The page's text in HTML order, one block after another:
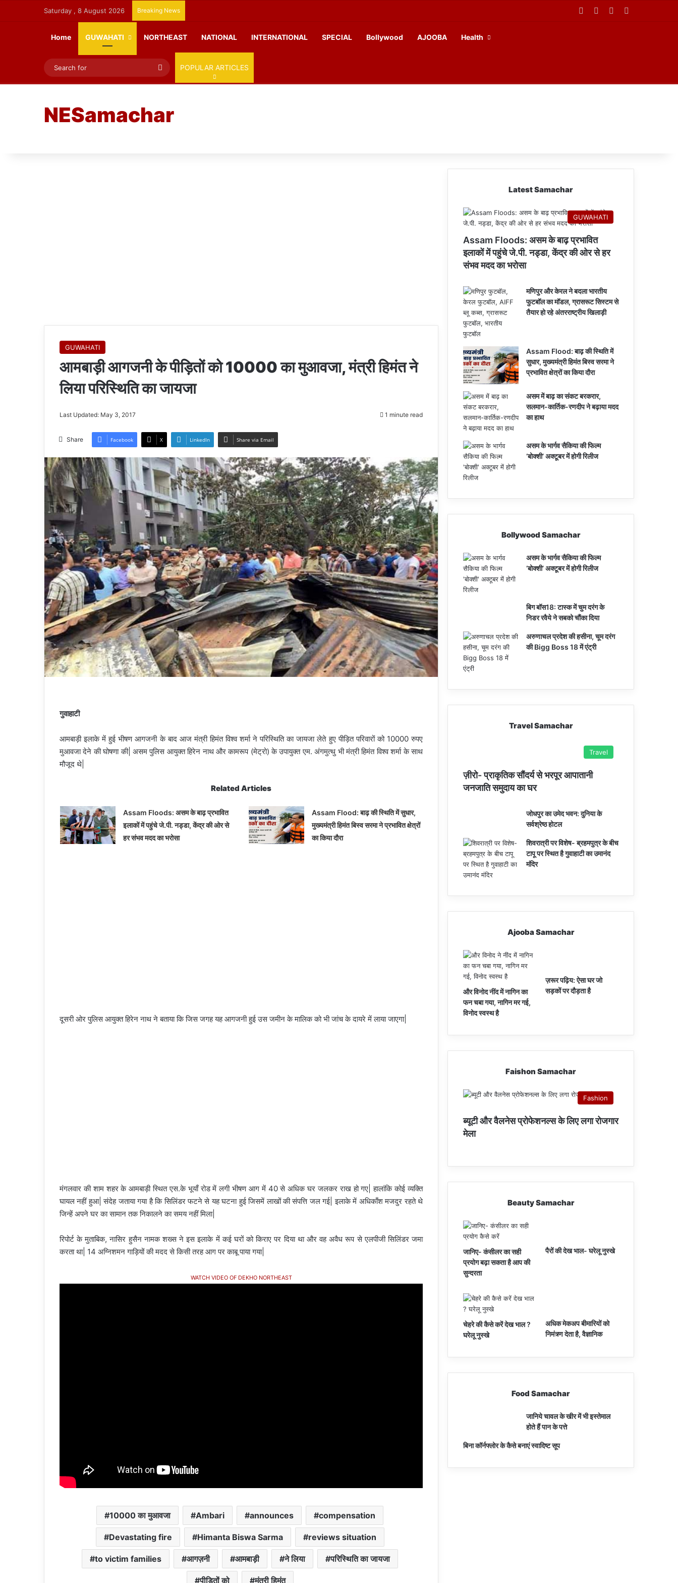
Saturday , 8 August 2026 Breaking News Facebook YouTube
Home GUWAHATI NORTHEAST NATIONAL INTERNATIONAL SPECIAL Bollywood AJOOBA Health
Search
for
POPULAR ARTICLES
NESamachar
GUWAHATI
आमबाड़ी आगजनी के पीड़ितों को 10000 का मुआवजा, मंत्री हिमंत ने
लिया परिस्थिति का जायजा
Last Updated: May 3, 2017 1 minute read
Share Facebook X LinkedIn Share via Email
गुवाहाटी
आमबाड़ी इलाके में हुई भीषण आगजनी के बाद आज मंत्री हिमंत विश्व शर्मा ने परिस्थिति का जायजा लेते हुए पीड़ित परिवारों को 10000 रुपए
मुआवजा देने की घोषणा की| असम पुलिस आयुक्त हिरेन नाथ और कामरूप (मेट्रो) के उपायुक्त एम. अंगमुत्थु भी मंत्री हिमंत विश्व शर्मा के साथ
मौजूद थे|
Related Articles
Assam Floods: असम के बाढ़ प्रभावित
इलाकों में पहुंचे जे.पी. नड्डा, केंद्र की ओर से
हर संभव मदद का भरोसा
Assam Flood: बाढ़ की स्थिति में सुधार,
मुख्यमंत्री हिमंत बिस्व सरमा ने प्रभावित क्षेत्रों
का किया दौरा
दूसरी ओर पुलिस आयुक्त हिरेन नाथ ने बताया कि जिस जगह यह आगजनी हुई उस जमीन के मालिक को भी जांच के दायरे में लाया जाएगा|
मंगलवार की शाम शहर के आमबाड़ी स्थित एस.के भूयाँ रोड में लगी भीषण आग में 40 से अधिक घर जलकर राख हो गए| हालांकि कोई व्यक्ति
घायल नहीं हुआ| संदेह जताया गया है कि सिलिंडर फटने से यह घटना हुई जिसमें लाखों की संपत्ति जल गई| इलाके में अधिकाँश मजदुर रहते थे
जिन्हें अपने घर का सामान तक निकालने का समय नहीं मिला|
रिपोर्ट के मुताबिक, नासिर हुसैन नामक शख्स ने इस इलाके में कई घरों को किराए पर दिया था और वह अवैध रूप से एलपीजी सिलिंडर जमा
करता था| 14 अग्निशमन गाड़ियों की मदद से किसी तरह आग पर काबू पाया गया|
WATCH VIDEO OF DEKHO NORTHEAST
10000 का मुआवजा Ambari announces compensation
Devastating fire Himanta Biswa Sarma reviews situation
to victim families आगज़नी आमबाड़ी ने लिया परिस्थिति का जायजा
पीड़ितों को मंत्री हिमंत
Latest Samachar
GUWAHATI
Assam Floods: असम के बाढ़ प्रभावित
इलाकों में पहुंचे जे.पी. नड्डा, केंद्र की ओर से हर
संभव मदद का भरोसा
मणिपुर और केरल ने बदला भारतीय
फुटबॉल का मॉडल, ग्रासरूट सिस्टम से
तैयार हो रहे अंतरराष्ट्रीय खिलाड़ी
Assam Flood: बाढ़ की स्थिति में
सुधार, मुख्यमंत्री हिमंत बिस्व सरमा ने
प्रभावित क्षेत्रों का किया दौरा
असम में बाढ़ का संकट बरकरार,
सलमान-कार्तिक-रणदीप ने बढ़ाया मदद
का हाथ
असम के भार्गव सैकिया की फिल्म
‘बोक्शी’ अक्टूबर में होगी रिलीज
Bollywood Samachar
असम के भार्गव सैकिया की फिल्म
‘बोक्शी’ अक्टूबर में होगी रिलीज
बिग बॉस18: टास्क में चुम दरंग के
निडर रवैये ने सबको चौंका दिया
अरुणाचल प्रदेश की हसीना, चूम दरंग
की Bigg Boss 18 में एंट्री
Travel Samachar
Travel
ज़ीरो- प्राकृतिक सौंदर्य से भरपूर आपातानी
जनजाति समुदाय का घर
जोधपुर का उमेद भवन: दुनिया के
सर्वश्रेष्ठ होटल
शिवरात्री पर विशेष- ब्रहमपुत्र के बीच
टापू पर स्थित है गुवाहाटी का उमानंद
मंदिर
Ajooba Samachar
और विनोद नींद में नागिन का
फन चबा गया, नागिन मर गई,
विनोद स्वस्थ है
ज़रूर पढ़िय: ऐसा घर जो
सड़कों पर दौड़ता है
Faishon Samachar
Fashion
ब्यूटी और वैलनेस प्रोफेशनल्स के लिए लगा रोजगार
मेला
Beauty Samachar
जानिए- कंसीलर का सही
प्रयोग बढ़ा सकता है आप की
सुन्दरता
पैरों की देख भाल- घरेलू नुस्खे
चेहरे की कैसे करें देख भाल ?
घरेलू नुस्खे
अधिक मेकअप बीमारियों को
निमंत्र्ण देता है, वैज्ञानिक
Food Samachar
जानिये चावल के खीर में भी इस्तेमाल
होते हैं पान के पत्ते
बिना कॉर्नफ्लोर के कैसे बनाएं स्वादिष्ट सूप